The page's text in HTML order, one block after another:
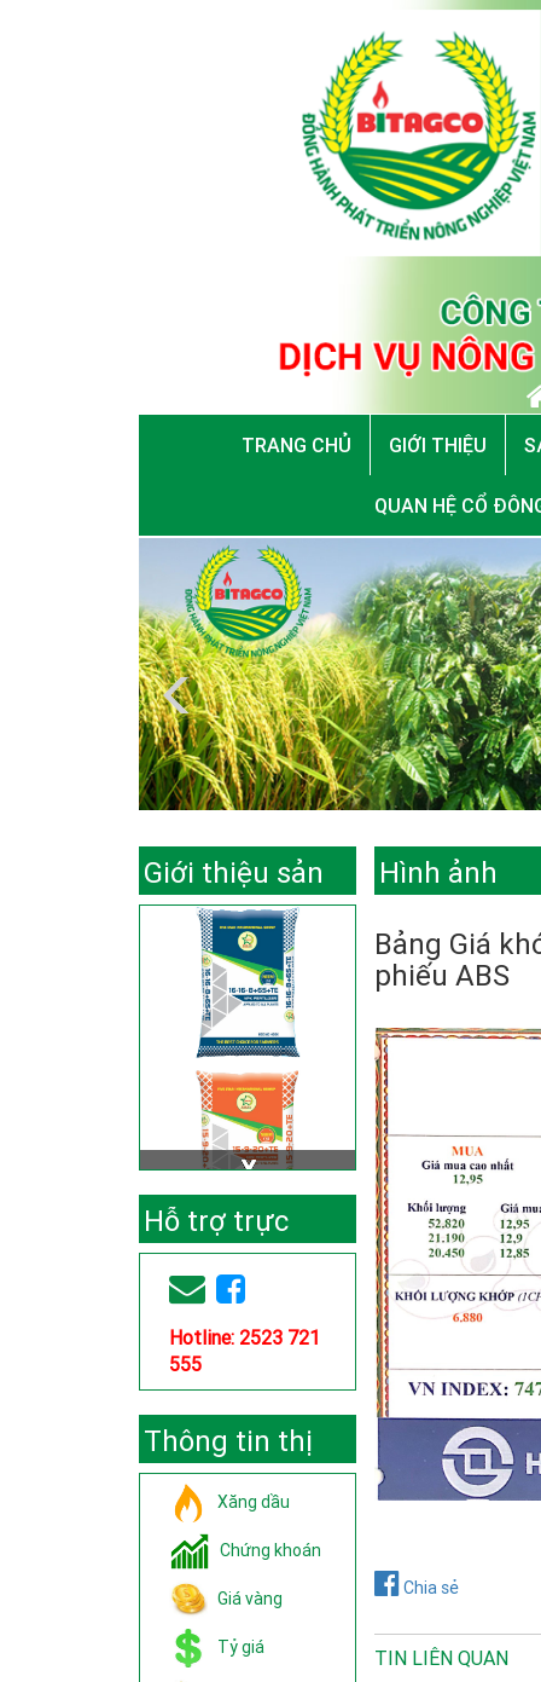
TRANG CHỦ GIỚI THIỆU
QUAN HỆ CỔ
Giới thiệu sản
phẩm
Hỗ trợ trực
tuyến
Hotline: 2523 721
555
Thông tin thị
trườngXăng dầu
Chứng khoán
Giá vàng
Tỷ giá
Hình ảnh
Bảng Giá
phiếu ABS
Chia sẻ
TIN LIÊN QUAN